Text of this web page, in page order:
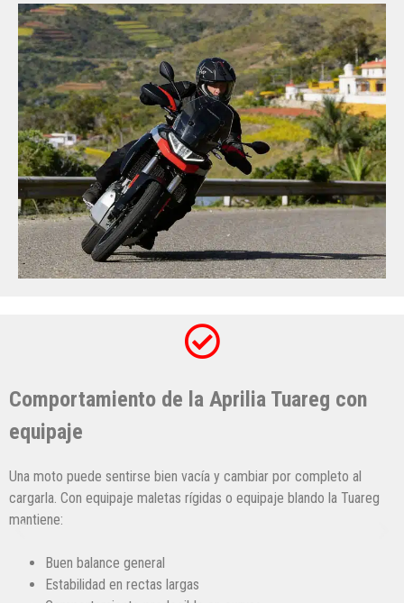
con
completo al
blando la Tuareg
Comportamiento de la
Una moto puede sentirse bien vacía y
cargarla. Con equipaje maletas rígidas